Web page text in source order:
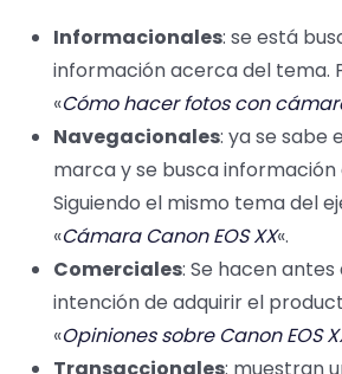
Informacionales: se está
información acerca del tema.
«Cómo hacer fotos con
Navegacionales: ya se sabe
marca y se busca información
Siguiendo el mismo tema del
«Cámara Canon EOS XX«.
Comerciales: Se hacen
intención de adquirir el
«Opiniones sobre Canon EOS